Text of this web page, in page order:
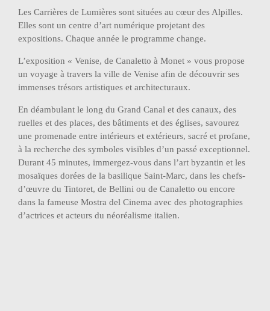
Les Carrières de Lumières sont situées au cœur des Alpilles.
Elles sont un centre d’art numérique projetant des
expositions. Chaque année le programme change.
L’exposition « Venise, de Canaletto à Monet » vous propose
un voyage à travers la ville de Venise afin de découvrir ses
immenses trésors artistiques et architecturaux.
En déambulant le long du Grand Canal et des canaux, des
ruelles et des places, des bâtiments et des églises, savourez
une promenade entre intérieurs et extérieurs, sacré et profane,
à la recherche des symboles visibles d’un passé exceptionnel.
Durant 45 minutes, immergez-vous dans l’art byzantin et les
mosaïques dorées de la basilique Saint-Marc, dans les chefs-
d’œuvre du Tintoret, de Bellini ou de Canaletto ou encore
dans la fameuse Mostra del Cinema avec des photographies
d’actrices et acteurs du néoréalisme italien.